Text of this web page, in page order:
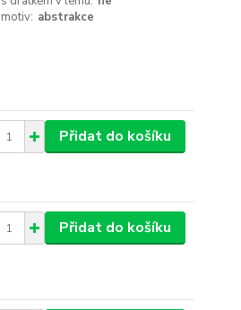
motiv: abstrakce
Přidat do košíku
Přidat do košíku